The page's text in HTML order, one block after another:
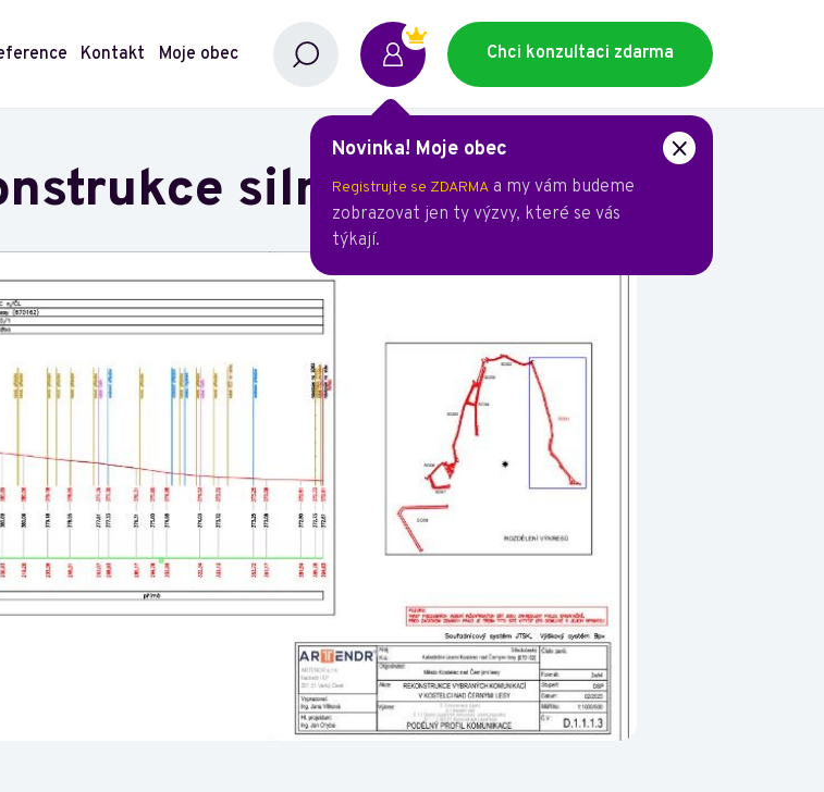
Kontakt Moje obec Chci konzultaci zdarma
Novinka! Moje obec
Registrujte se ZDARMA a my vám budeme
zobrazovat jen ty výzvy, které se vás
týkají.
silnic